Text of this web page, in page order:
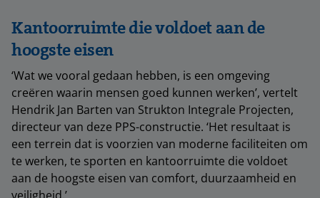
Kantoorruimte die voldoet aan de
hoogste eisen
‘Wat we vooral gedaan hebben, is een omgeving
creëren waarin mensen goed kunnen werken’, vertelt
Hendrik Jan Barten van Strukton Integrale Projecten,
directeur van deze PPS-constructie. ‘Het resultaat is
een terrein dat is voorzien van moderne faciliteiten om
te werken, te sporten en kantoorruimte die voldoet
aan de hoogste eisen van comfort, duurzaamheid en